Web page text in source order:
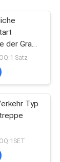
der Grad-
Satz
Typ